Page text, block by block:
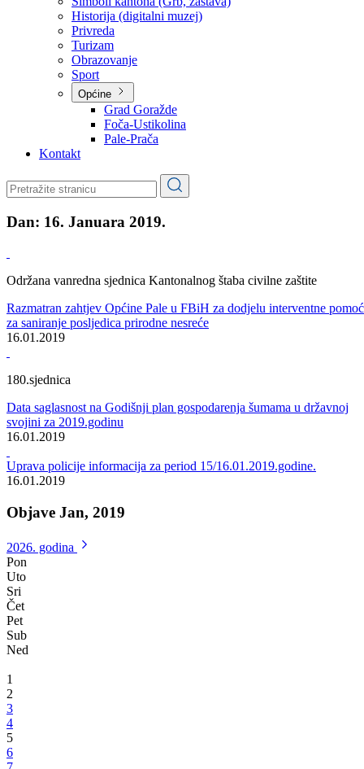
O kantonu
O kantonu
Simboli kantona (Grb, zastava)
Historija (digitalni muzej)
Privreda
Turizam
Obrazovanje
Općine
Pale-Prača
Kontakt